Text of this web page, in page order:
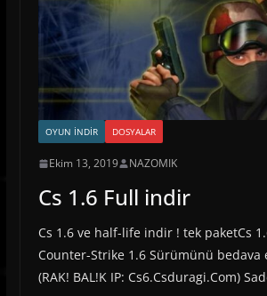
OYUN İNDIR DOSYALAR
Ekim 13, 2019 NAZOMIK
Cs 1.6 Full indir
Cs 1.6 ve half-life indir ! tek paketCs
Counter-Strike 1.6 Sürümünü
(RAK! BAL!K IP: Cs6.Csduragi.Com)